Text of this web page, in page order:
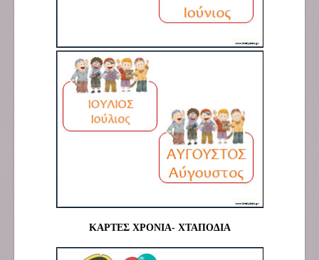
ΚΑΡΤΕΣ ΧΡΟΝΙΑ- ΧΤΑΠΟΔΙΑ